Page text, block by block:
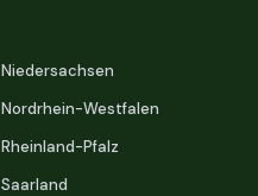
Niedersachsen
Nordrhein-Westfalen
Rheinland-Pfalz
Saarland